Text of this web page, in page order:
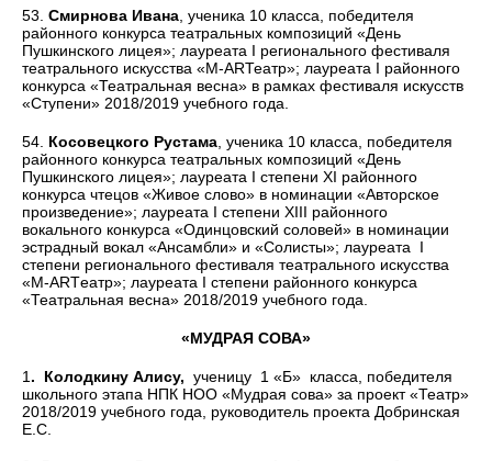
53. Смирнова Ивана, ученика 10 класса, победителя
районного конкурса театральных композиций «День
Пушкинского лицея»; лауреата I регионального фестиваля
театрального искусства «М-АRТеатр»; лауреата I районного
конкурса «Театральная весна» в рамках фестиваля искусств
«Ступени» 2018/2019 учебного года.
54. Косовецкого Рустама , ученика 10 класса, победителя
районного конкурса театральных композиций «День
Пушкинского лицея»; лауреата I степени ХI районного
конкурса чтецов «Живое слово» в номинации «Авторское
произведение»; лауреата I степени XIII районного
вокального конкурса «Одинцовский соловей» в номинации
эстрадный вокал «Ансамбли» и «Солисты»; лауреата I
степени регионального фестиваля театрального искусства
«М-ARTеатр»; лауреата I степени районного конкурса
«Театральная весна» 2018/2019 учебного года.
«МУДРАЯ СОВА»
1 . Колодкину Алису, ученицу 1 «Б» класса, победителя
школьного этапа НПК НОО «Мудрая сова» за проект «Театр»
2018/2019 учебного года, руководитель проекта Добринская
Е.С.